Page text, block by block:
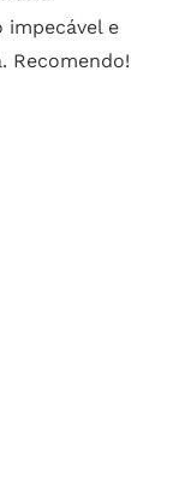
impecável e
Recomendo!